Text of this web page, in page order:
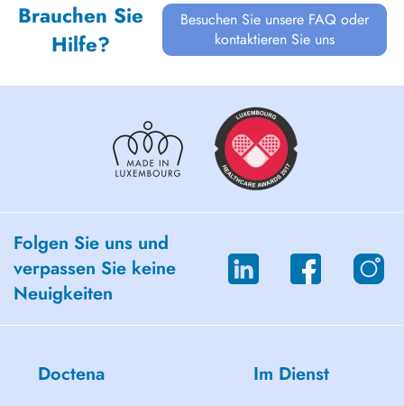
Brauchen Sie
Hilfe?
Besuchen Sie unsere FAQ oder
kontaktieren Sie uns
Folgen Sie uns und
verpassen Sie keine
Neuigkeiten
Doctena Im Dienst